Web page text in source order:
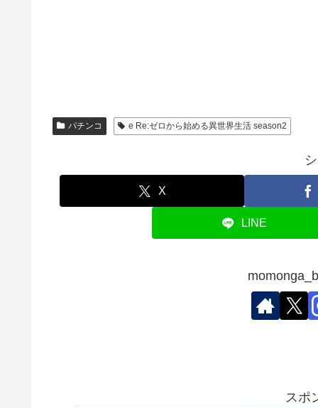
パチンコ e Re:ゼロから始める異世界生活 season2
X
LINE
スポ